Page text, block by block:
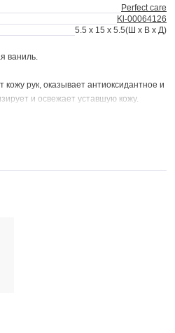
Perfect care
Kl-00064126
5.5 x 15 x 5.5(Ш x В x Д)
ваниль.
кожу рук, оказывает антиоксидантное и
и освежает уставшую кожу.